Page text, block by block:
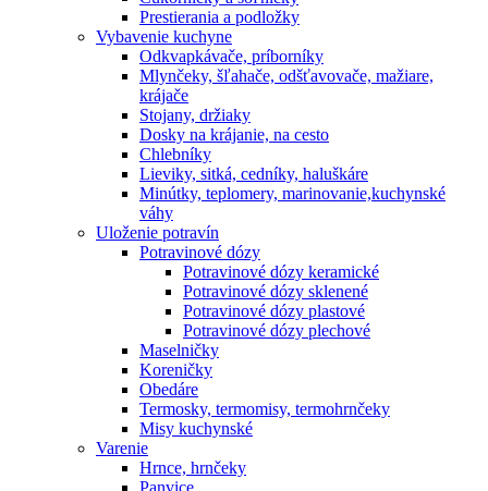
Prestierania a podložky
Vybavenie kuchyne
Odkvapkávače, príborníky
Mlynčeky, šľahače, odšťavovače, mažiare,
krájače
Stojany, držiaky
Dosky na krájanie, na cesto
Chlebníky
Lieviky, sitká, cedníky, haluškáre
Minútky, teplomery, marinovanie,kuchynské
váhy
Uloženie potravín
Potravinové dózy
Potravinové dózy keramické
Potravinové dózy sklenené
Potravinové dózy plastové
Potravinové dózy plechové
Maselničky
Koreničky
Obedáre
Termosky, termomisy, termohrnčeky
Misy kuchynské
Varenie
Hrnce, hrnčeky
Panvice